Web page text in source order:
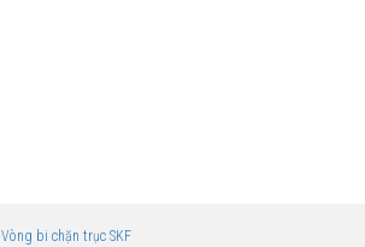
Vòng bi chặn trục SKF